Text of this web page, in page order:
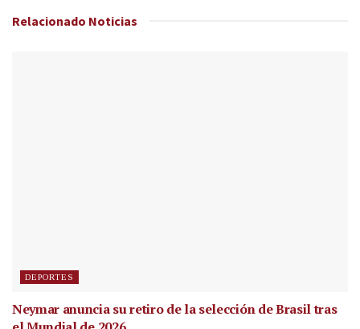
Relacionado Noticias
DEPORTES
Neymar anuncia su retiro de la selección de Brasil tras